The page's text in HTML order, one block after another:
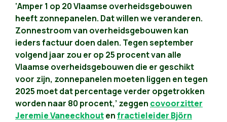
‘Amper 1 op 20 Vlaamse overheidsgebouwen
heeft zonnepanelen. Dat willen we veranderen.
Zonnestroom van overheidsgebouwen kan
ieders factuur doen dalen. Tegen september
volgend jaar zou er op 25 procent van alle
Vlaamse overheidsgebouwen die er geschikt
voor zijn, zonnepanelen moeten liggen en tegen
2025 moet dat percentage verder opgetrokken
worden naar 80 procent,’ zeggen covoorzitter
Jeremie Vaneeckhoutenfractieleider Björn